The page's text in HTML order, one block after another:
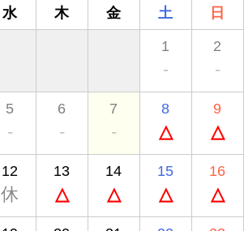
水 木 金 土 日
1
-
2
-
5
-
6
-
7
-
8
△
9
△
12
休
13
△
14
△
15
△
16
△